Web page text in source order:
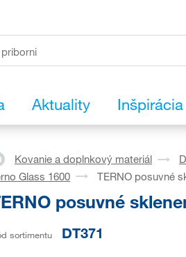
Aktuality Inšpirácia
Kovanie a doplnkový materiál
Glass 1600
TERNO posuvné
posuvné
sortimentu DT371